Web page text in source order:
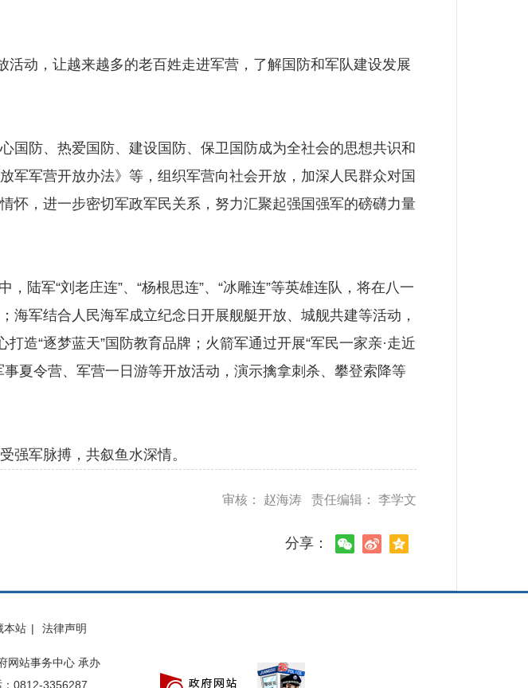
动，让越来越多的老百姓走进军营，了解国防和军队建设发展
防、热爱国防、建设国防、保卫国防成为全社会的思想共识和
军军营开放办法》等，组织军营向社会开放，加深人民群众对国
怀，进一步密切军政军民关系，努力汇聚起强国强军的磅礴力量
军“刘老庄连”、“杨根思连”、“冰雕连”等英雄连队，将在八一
军结合人民海军成立纪念日开展舰艇开放、城舰共建等活动，
造“逐梦蓝天”国防教育品牌；火箭军通过开展“军民一家亲·走近
夏令营、军营一日游等开放活动，演示擒拿刺杀、攀登索降等
军脉搏，共叙鱼水深情。
审核： 赵海涛 责任编辑： 李学文
分享：
本站 | 法律声明
网站事务中心 承办
0812-3356287